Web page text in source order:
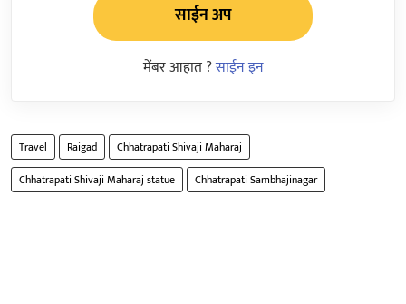
साईन अप
मेंबर आहात ?साईन इन
Travel Raigad
Chhatrapati Shivaji Maharaj
Chhatrapati Shivaji Maharaj statue
Chhatrapati Sambhajinagar